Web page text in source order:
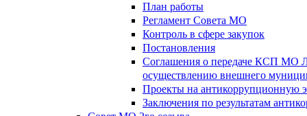
План работы
Регламент Совета МО
Контроль в сфере закупок
Постановления
Соглашения о передаче КСП МО
осуществлению внешнего
Проекты на антикоррупционную
Заключения по результатам